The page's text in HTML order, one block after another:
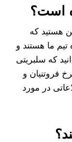
است؟
هستید که
ما هستند و
که سلبریتی
فروتنیان و
در مورد